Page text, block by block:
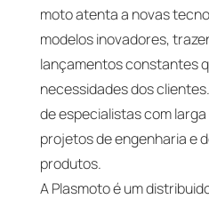
moto atenta a novas
modelos inovadores,
lançamentos constantes
necessidades dos
de especialistas com
projetos de engenharia e
produtos.
A Plasmoto é um